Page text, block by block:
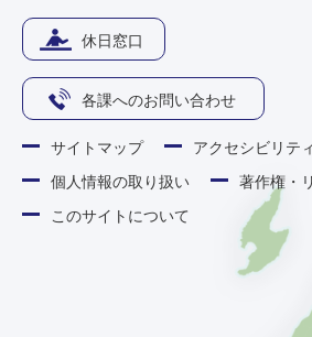
休日窓口
各課へのお問い合わせ
サイトマップ
アクセシビリティ
個人情報の取り扱い
著作権・
このサイトについて